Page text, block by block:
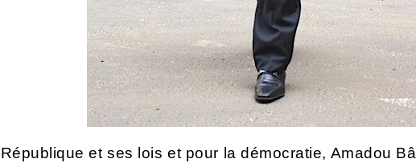
République et ses lois et pour la démocratie, Amadou